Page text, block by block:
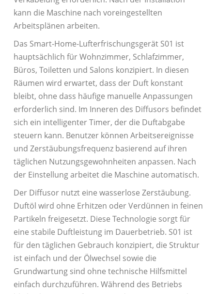
kann die Maschine nach voreingestellten
Arbeitsplänen arbeiten.
Das Smart-Home-Lufterfrischungsgerät S01 ist
hauptsächlich für Wohnzimmer, Schlafzimmer,
Büros, Toiletten und Salons konzipiert. In diesen
Räumen wird erwartet, dass der Duft konstant
bleibt, ohne dass häufige manuelle Anpassungen
erforderlich sind. Im Inneren des Diffusors befindet
sich ein intelligenter Timer, der die Duftabgabe
steuern kann. Benutzer können Arbeitsereignisse
und Zerstäubungsfrequenz basierend auf ihren
täglichen Nutzungsgewohnheiten anpassen. Nach
der Einstellung arbeitet die Maschine automatisch.
Der Diffusor nutzt eine wasserlose Zerstäubung.
Duftöl wird ohne Erhitzen oder Verdünnen in feinen
Partikeln freigesetzt. Diese Technologie sorgt für
eine stabile Duftleistung im Dauerbetrieb. S01 ist
für den täglichen Gebrauch konzipiert, die Struktur
ist einfach und der Ölwechsel sowie die
Grundwartung sind ohne technische Hilfsmittel
einfach durchzuführen. Während des Betriebs